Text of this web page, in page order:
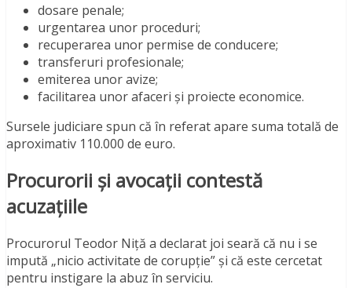
dosare penale;
urgentarea unor proceduri;
recuperarea unor permise de conducere;
transferuri profesionale;
emiterea unor avize;
facilitarea unor afaceri și proiecte economice.
Sursele judiciare spun că în referat apare suma totală de
aproximativ 110.000 de euro.
Procurorii și avocații contestă
acuzațiile
Procurorul Teodor Niță a declarat joi seară că nu i se
impută „nicio activitate de corupție” și că este cercetat
pentru instigare la abuz în serviciu.